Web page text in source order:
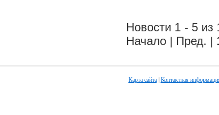
Новости 1 - 5 из
Начало | Пред. |
Карта сайта| Контактная